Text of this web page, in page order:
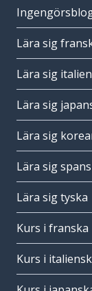
Lära sig
Lära sig
Lära sig
Lära sig
Lära sig
Lära sig tyska
Kurs i franska
Kurs i